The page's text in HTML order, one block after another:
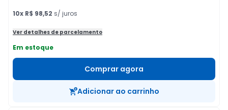
10x R$ 98,52 s/ juros
Ver detalhes de parcelamento
Em estoque
Comprar agora
Adicionar ao carrinho